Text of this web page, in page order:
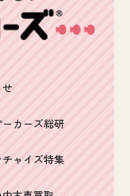
せ
カーズ総研
チャイズ特集